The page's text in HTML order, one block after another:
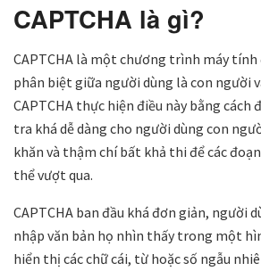
CAPTCHA là gì?
CAPTCHA là một chương trình máy tính
phân biệt giữa người dùng là con người
CAPTCHA thực hiện điều này bằng cách
tra khá dễ dàng cho người dùng con
khăn và thậm chí bất khả thi để các
thể vượt qua.
CAPTCHA ban đầu khá đơn giản, người
nhập văn bản họ nhìn thấy trong một
hiển thị các chữ cái, từ hoặc số ngẫu